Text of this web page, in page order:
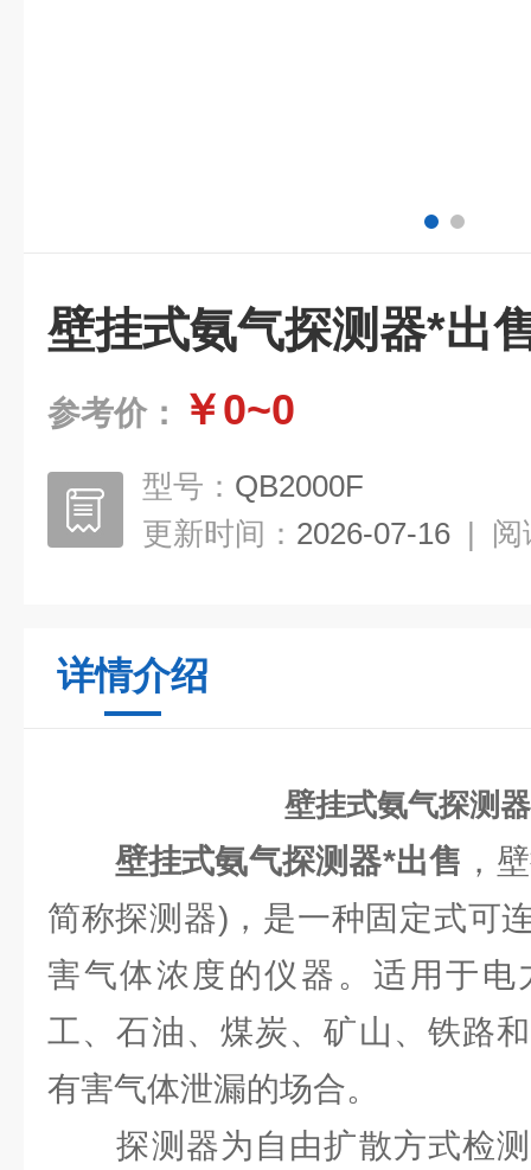
壁挂式氨气探测器*出
参考价： ￥0~0
型号： QB2000F
更新时间： 2026-07-16 | 阅
详情介绍
壁挂式氨气探测
壁挂式氨气探测器*出售 ，
简称探测器)，是一种固定式可
害气体浓度的仪器。适用于电
工、石油、煤炭、矿山、铁路
有害气体泄漏的场合。
探测器为自由扩散方式检测